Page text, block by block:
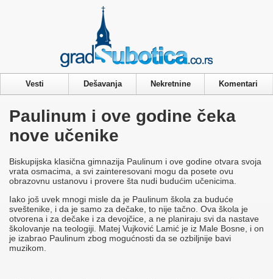
Vesti Dešavanja Nekretnine Komentari
Paulinum i ove godine čeka
nove učenike
Biskupijska klasična gimnazija Paulinum i ove godine otvara svoja
vrata osmacima, a svi zainteresovani mogu da posete ovu
obrazovnu ustanovu i provere šta nudi budućim učenicima.
Iako još uvek mnogi misle da je Paulinum škola za buduće
sveštenike, i da je samo za dečake, to nije tačno. Ova škola je
otvorena i za dečake i za devojčice, a ne planiraju svi da nastave
školovanje na teologiji. Matej Vujković Lamić je iz Male Bosne, i on
je izabrao Paulinum zbog mogućnosti da se ozbiljnije bavi
muzikom.
Privacy & Cookies Policy